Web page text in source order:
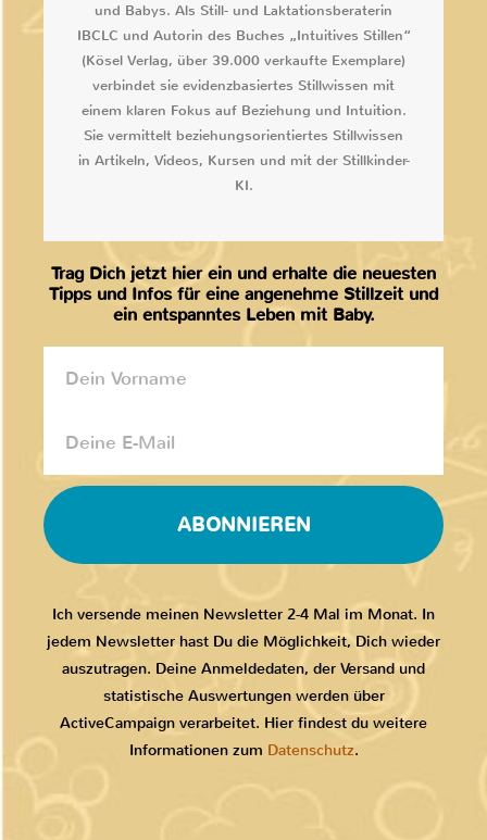
und Babys. Als Still- und Laktationsberaterin
IBCLC und Autorin des Buches „Intuitives Stillen“
(Kösel Verlag, über 39.000 verkaufte Exemplare)
verbindet sie evidenzbasiertes Stillwissen mit
einem klaren Fokus auf Beziehung und Intuition.
Sie vermittelt beziehungsorientiertes Stillwissen
in Artikeln, Videos, Kursen und mit der Stillkinder-
KI.
Trag Dich jetzt hier ein und erhalte die neuesten
Tipps und Infos für eine angenehme Stillzeit und
ein entspanntes Leben mit Baby.
ABONNIEREN
Ich versende meinen Newsletter 2-4 Mal im Monat. In
jedem Newsletter hast Du die Möglichkeit, Dich wieder
auszutragen. Deine Anmeldedaten, der Versand und
statistische Auswertungen werden über
ActiveCampaign verarbeitet. Hier findest du weitere
Informationen zum Datenschutz.